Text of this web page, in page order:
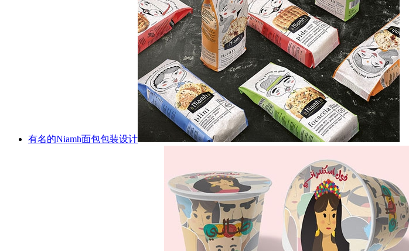
有名的Niamh面包包装设计